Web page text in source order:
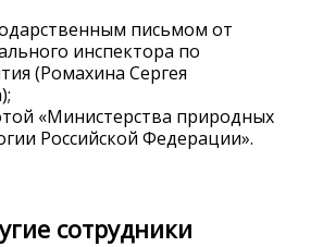
письмом от
инспектора по
(Ромахина Сергея
«Министерства природных
Российской Федерации».
сотрудники